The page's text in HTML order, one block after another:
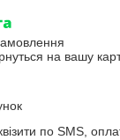
на вашу
по SMS,